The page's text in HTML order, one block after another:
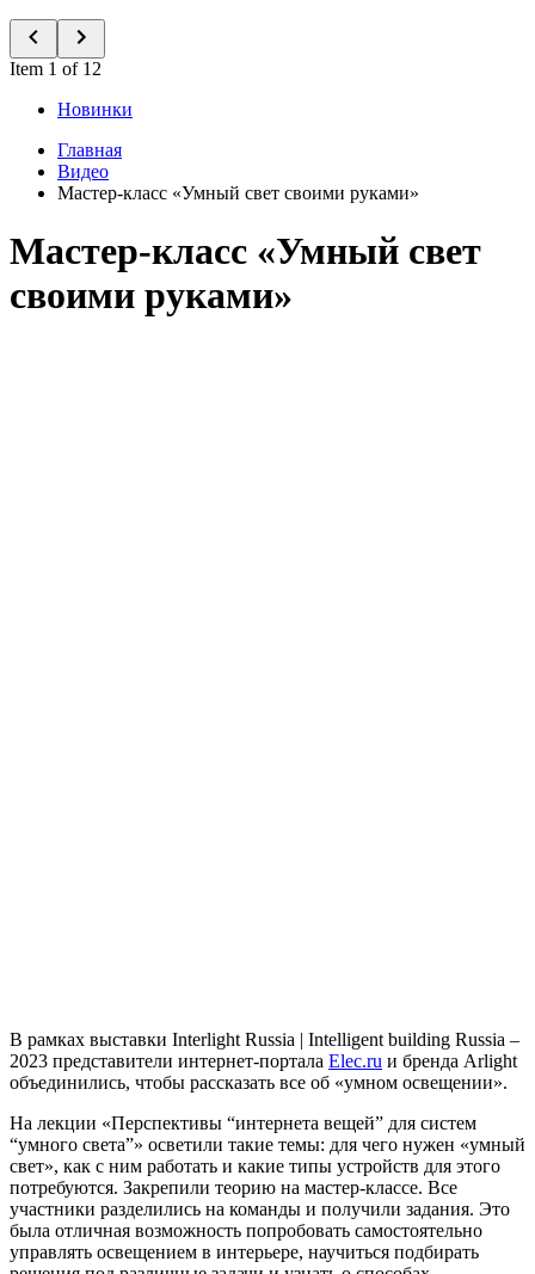
Item 1 of 12
Новинки
Главная
Видео
Мастер-класс «Умный свет своими руками»
Мастер-класс «Умный свет
своими руками»
В рамках выставки Interlight Russia | Intelligent building Russia –
2023 представители интернет-портала Elec.ru и бренда Arlight
объединились, чтобы рассказать все об «умном освещении».
На лекции «Перспективы “интернета вещей” для систем
“умного света”» осветили такие темы: для чего нужен «умный
свет», как с ним работать и какие типы устройств для этого
потребуются. Закрепили теорию на мастер-классе. Все
участники разделились на команды и получили задания. Это
была отличная возможность попробовать самостоятельно
управлять освещением в интерьере, научиться подбирать